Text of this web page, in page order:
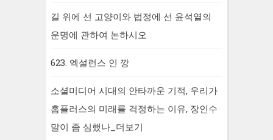
길 위에 선 고양이와 법정에 선 윤석열의
운명에 관하여 논하시오
623. 엑설런스 인 깡
소셜미디어 시대의 안타까운 기적, 우리가
홈플러스의 미래를 걱정하는 이유, 장인수
말이 좀 심했나_더보기